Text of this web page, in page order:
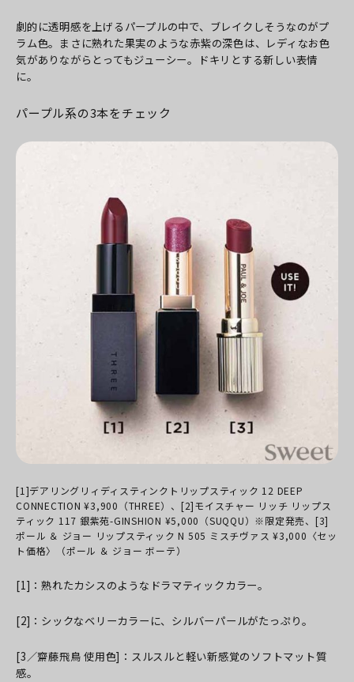
劇的に透明感を上げるパープルの中で、ブレイクしそうなのがプ
ラム色。まさに熟れた果実のような赤紫の深色は、レディなお色
気がありながらとってもジューシー。ドキリとする新しい表情
に。
パープル系の3本をチェック
[1]デアリングリィディスティンクトリップスティック 12 DEEP
CONNECTION ¥3,900（THREE）、[2]モイスチャー リッチ リップス
ティック 117 銀紫苑-GINSHION ¥5,000（SUQQU）※限定発売、[3]
ポール ＆ ジョー リップスティック N 505 ミスチヴァス ¥3,000〈セッ
ト価格〉（ポール ＆ ジョー ボーテ）
[1]：熟れたカシスのようなドラマティックカラー。
[2]：シックなベリーカラーに、シルバーパールがたっぷり。
[3／齋藤飛鳥 使用色]：スルスルと軽い新感覚のソフトマット質
感。